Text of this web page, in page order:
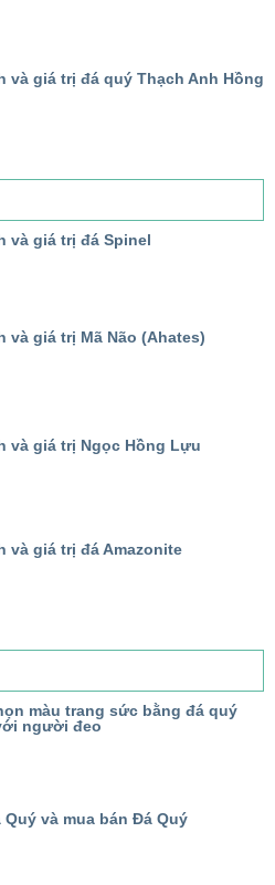
và giá trị đá quý Thạch Anh Hồng
và giá trị đá Spinel
và giá trị Mã Não (Ahates)
và giá trị Ngọc Hồng Lựu
và giá trị đá Amazonite
màu trang sức bằng đá quý
người đeo
và mua bán Đá Quý